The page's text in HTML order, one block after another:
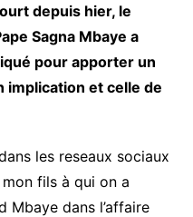
depuis hier, le
Sagna Mbaye a
pour apporter un
implication et celle de
les reseaux sociaux
fils à qui on a
Mbaye dans l’affaire